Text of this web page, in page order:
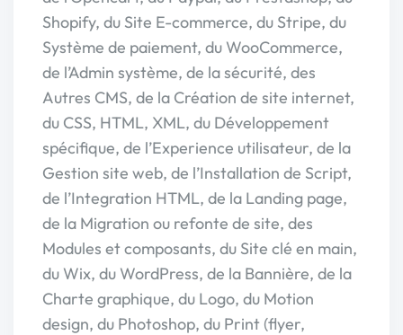
Shopify, du Site E-commerce, du Stripe, du
Système de paiement, du WooCommerce,
de l’Admin système, de la sécurité, des
Autres CMS, de la Création de site internet,
du CSS, HTML, XML, du Développement
spécifique, de l’Experience utilisateur, de la
Gestion site web, de l’Installation de Script,
de l’Integration HTML, de la Landing page,
de la Migration ou refonte de site, des
Modules et composants, du Site clé en main,
du Wix, du WordPress, de la Bannière, de la
Charte graphique, du Logo, du Motion
design, du Photoshop, du Print (flyer,